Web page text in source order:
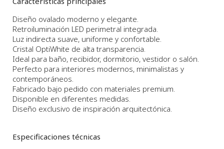
Diseño ovalado moderno y elegante.
Retroiluminación LED perimetral integrada.
Luz indirecta suave, uniforme y confortable.
Cristal OptiWhite de alta transparencia.
Ideal para baño, recibidor, dormitorio, vestidor o salón.
Perfecto para interiores modernos, minimalistas y
contemporáneos.
Fabricado bajo pedido con materiales premium.
Disponible en diferentes medidas.
Diseño exclusivo de inspiración arquitectónica.
Especificaciones técnicas